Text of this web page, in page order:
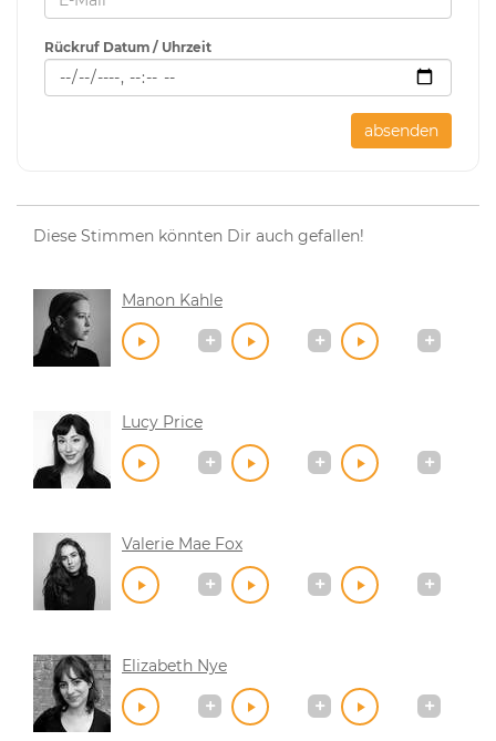
Rückruf Datum / Uhrzeit
absenden
Diese Stimmen könnten Dir auch gefallen!
Manon Kahle
Lucy Price
Valerie Mae Fox
Elizabeth Nye